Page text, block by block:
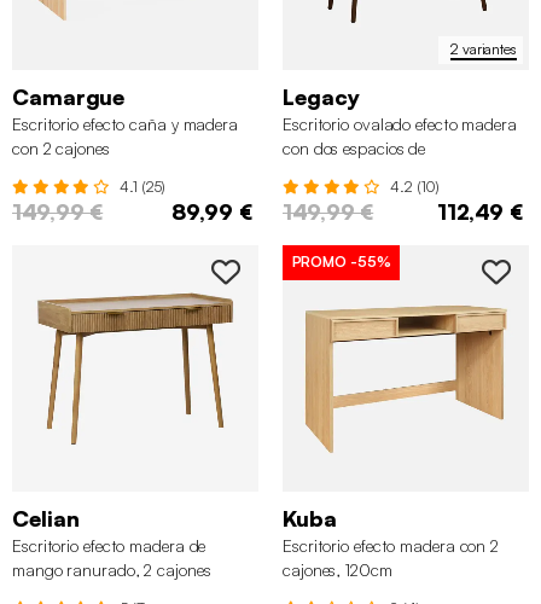
Camargue
Escritorio efecto caña y madera
con 2 cajones
4.1 (25)
149,99 € 89,99 €
2 variantes
Legacy
Escritorio ovalado efecto madera
con dos espacios de
4.2 (10)
149,99 € 112,49 €
Celian
Escritorio efecto madera de
mango ranurado, 2 cajones
PROMO -55%
Kuba
Escritorio efecto madera con 2
cajones, 120cm